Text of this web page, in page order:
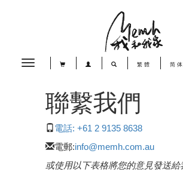
Toggle
繁體 简体
聯繫我們
電話: +61 2 9135 8638
電郵:info@memh.com.au
或使用以下表格將您的意見發送給